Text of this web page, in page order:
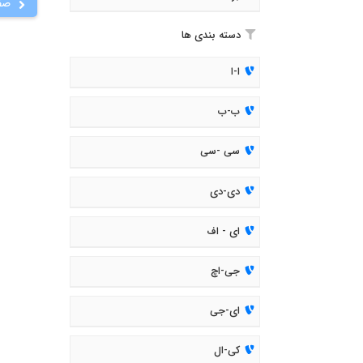
دسته بندی ها
ا-ا
ب-ب
سی -سی
دی-دی
ای - اف
جی-اچ
ای-جی
کی-ال